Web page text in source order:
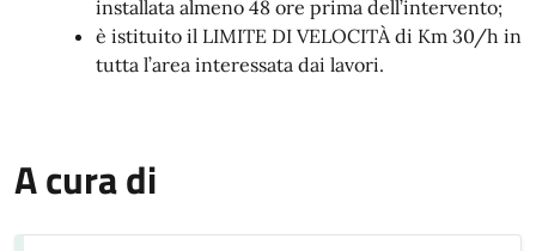
installata almeno 48 ore prima dell’intervento;
è istituito il LIMITE DI VELOCITÀ di Km 30/h in
tutta l’area interessata dai lavori.
A cura di